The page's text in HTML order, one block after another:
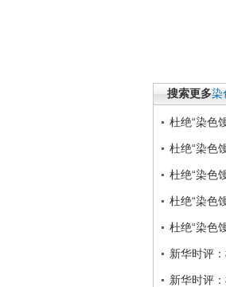
搜索更多染
杜绝“染色
杜绝“染色
杜绝“染色
杜绝“染色
杜绝“染色
新华时评
新华时评